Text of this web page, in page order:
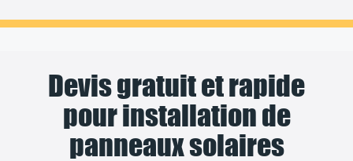
Devis gratuit et rapide
pour installation de
panneaux solaires